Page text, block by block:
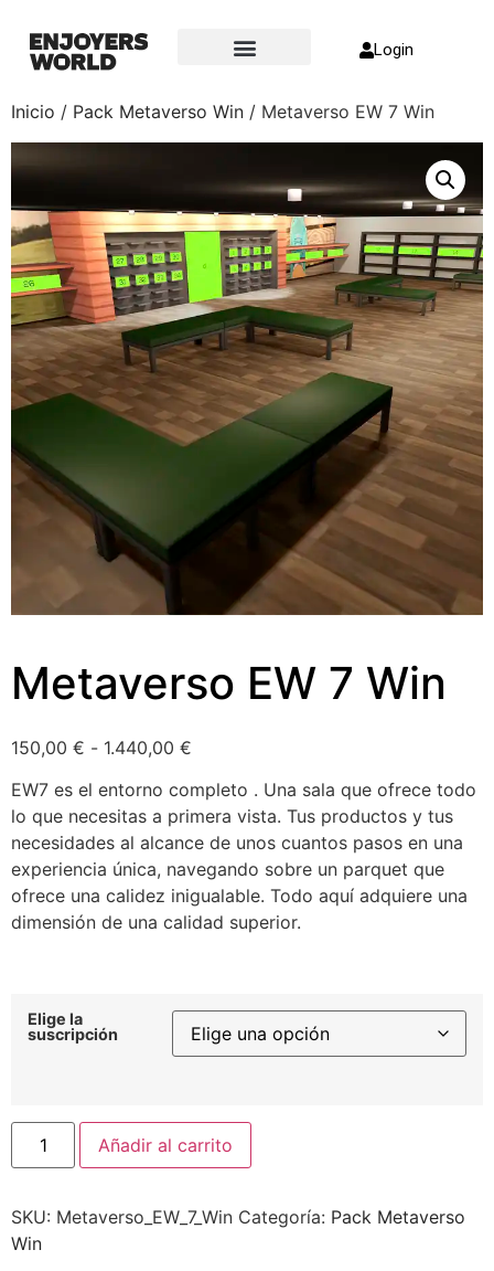
Login
Inicio / Pack Metaverso Win / Metaverso EW 7 Win
Metaverso EW 7 Win
150,00 € - 1.440,00 €
EW7 es el entorno completo . Una sala que ofrece todo
lo que necesitas a primera vista. Tus productos y tus
necesidades al alcance de unos cuantos pasos en una
experiencia única, navegando sobre un parquet que
ofrece una calidez inigualable. Todo aquí adquiere una
dimensión de una calidad superior.
Elige la
suscripción
Añadir al carrito
SKU: Metaverso_EW_7_Win Categoría: Pack Metaverso
Win